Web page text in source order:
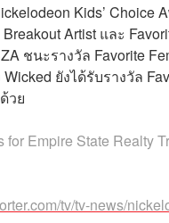
Kids’ Choice
Artist และ
ชนะรางวัล Favorite
ยังได้รับรางวัล
วย
for Empire State Realty
tv/tv-news/